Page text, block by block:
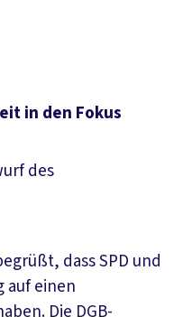
in den Fokus
des
dass SPD und
auf einen
Die DGB-